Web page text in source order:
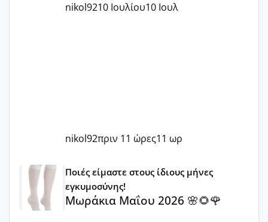
nikol9210 Ιουλίου10 Ιουλ
nikol92πριν 11 ώρες11 ωρ
Μωράκια Μαΐου 2026 🌸🌻🌹
Ποιές είμαστε στους ίδιους μήνες
εγκυμοσύνης!
Μωράκια Μαΐου 2026 🌸🌻🌹